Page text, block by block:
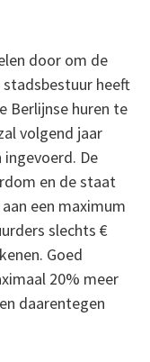
door om de
heeft
Berlijnse huren te
volgend jaar
De
en de staat
een maximum
slechts €
Goed
20% meer
daarentegen